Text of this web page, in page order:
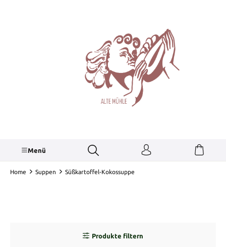
Menü
Home Suppen Süßkartoffel-Kokossuppe
Produkte filtern